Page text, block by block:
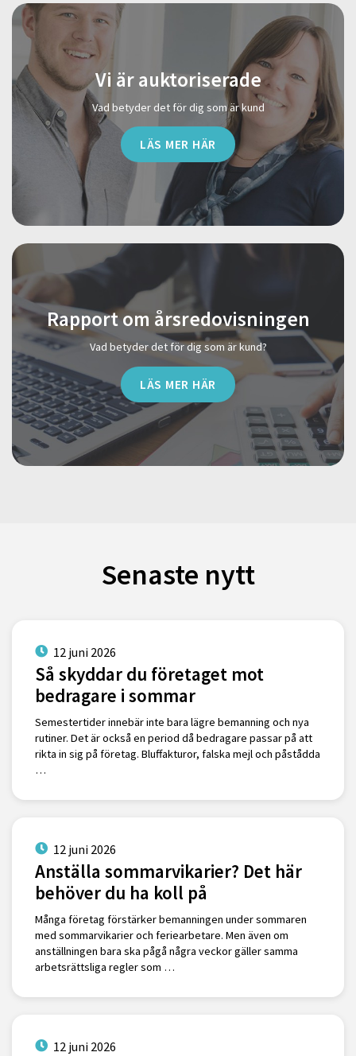
Vi är auktoriserade
Vad betyder det för dig som är kund
LÄS MER HÄR
Rapport om årsredovisningen
Vad betyder det för dig som är kund?
LÄS MER HÄR
Senaste nytt
12 juni 2026
Så skyddar du företaget mot
bedragare i sommar
Semestertider innebär inte bara lägre bemanning och nya
rutiner. Det är också en period då bedragare passar på att
rikta in sig på företag. Bluffakturor, falska mejl och påstådda
…
12 juni 2026
Anställa sommarvikarier? Det här
behöver du ha koll på
Många företag förstärker bemanningen under sommaren
med sommarvikarier och feriearbetare. Men även om
anställningen bara ska pågå några veckor gäller samma
arbetsrättsliga regler som …
12 juni 2026